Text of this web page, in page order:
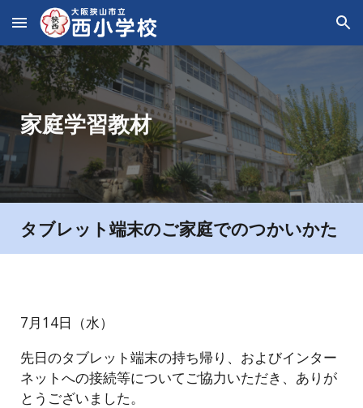
Skip to main content Skip to navigation
家庭学習教材
タブレット端末のご家庭でのつかいかた
7月14日（水）
先日のタブレット端末の持ち帰り、およびインター
ネットへの接続等についてご協力いただき、ありが
とうございました。